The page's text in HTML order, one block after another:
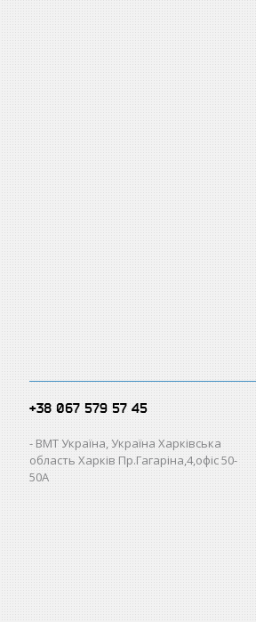
+38 067 579 57 45
ВМТ Україна, Україна Харківська
область Харків Пр.Гагаріна,4,офіс 50-
50А